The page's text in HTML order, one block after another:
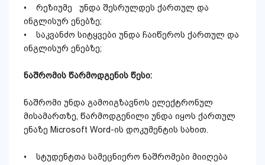
• რეზიუმე უნდა შესრულდეს ქართულ და
ინგლისურ ენებზე;
• საკვანძო სიტყვები უნდა ჩაიწეროს ქართულ და
ინგლისურ ენებზე;
ნაშრომის წარმოდგენის წესი:
ნაშრომი უნდა გამოიგზავნოს ელექტრონულ
მისამართზე, წარმოდგენილი უნდა იყოს ქართულ
ენაზე Microsoft Word-ის დოკუმენტის სახით.
• სტუდენტთა სამეცნიერო ნაშრომები მიიღება